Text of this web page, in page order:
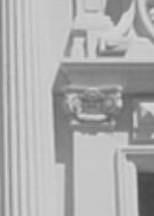
Reglamentos
Documentos